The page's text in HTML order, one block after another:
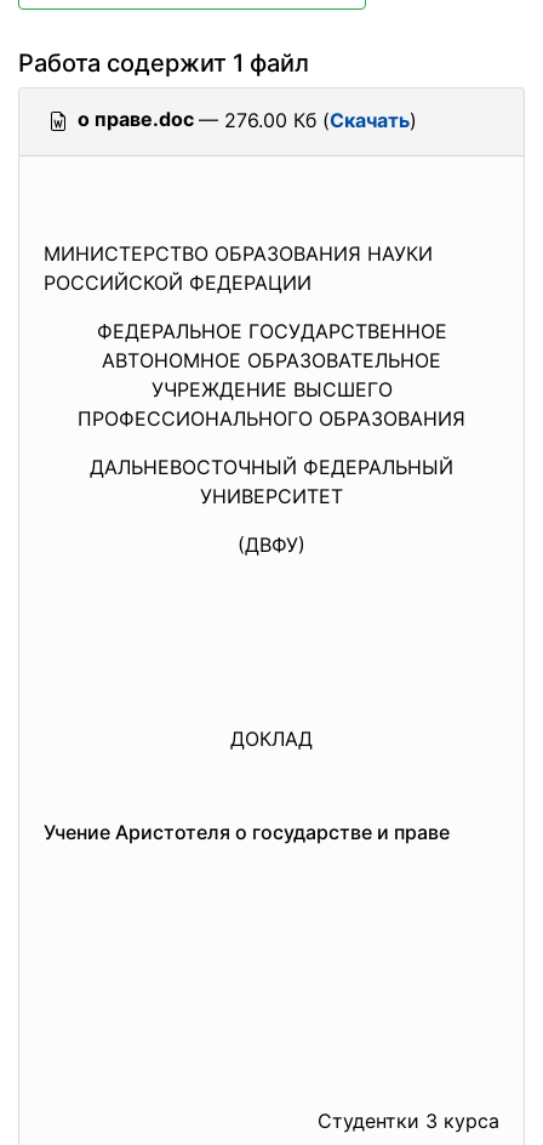
Работа содержит 1 файл
о праве.doc — 276.00 Кб (Скачать)
МИНИСТЕРСТВО ОБРАЗОВАНИЯ НАУКИ
РОССИЙСКОЙ ФЕДЕРАЦИИ
ФЕДЕРАЛЬНОЕ ГОСУДАРСТВЕННОЕ
АВТОНОМНОЕ ОБРАЗОВАТЕЛЬНОЕ
УЧРЕЖДЕНИЕ ВЫСШЕГО
ПРОФЕССИОНАЛЬНОГО ОБРАЗОВАНИЯ
ДАЛЬНЕВОСТОЧНЫЙ ФЕДЕРАЛЬНЫЙ
УНИВЕРСИТЕТ
(ДВФУ)
ДОКЛАД
Учение Аристотеля о государстве и праве
Студентки 3 курса